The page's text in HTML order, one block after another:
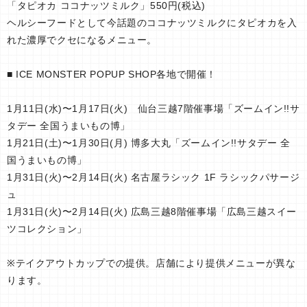
「タピオカ ココナッツミルク」550円(税込)
ヘルシーフードとして今話題のココナッツミルクにタピオカを入
れた濃厚でクセになるメニュー。
■ ICE MONSTER POPUP SHOP各地で開催！
1月11日(水)〜1月17日(火) 仙台三越7階催事場「ズームイン!!サ
タデー 全国うまいもの博」
1月21日(土)〜1月30日(月) 博多大丸「ズームイン!!サタデー 全
国うまいもの博」
1月31日(火)〜2月14日(火) 名古屋ラシック 1F ラシックパサージ
ュ
1月31日(火)〜2月14日(火) 広島三越8階催事場「広島三越スイー
ツコレクション」
※テイクアウトカップでの提供。店舗により提供メニューが異な
ります。